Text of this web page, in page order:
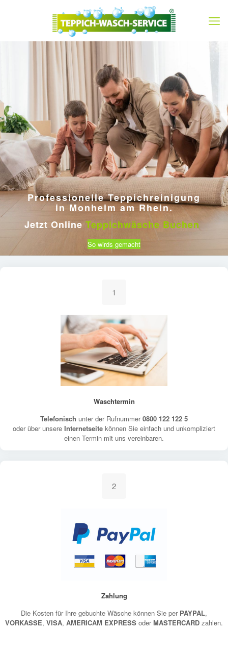
Jetzt Online Teppichwäsche Buchen
Professionelle Teppichreinigung
in Monheim am Rhein.
So wirds gemacht
1
Waschtermin
Telefonisch unter der Rufnummer0800 122 122 5
oder über unsere Internetseite können Sie einfach und unkompliziert
einen Termin mit uns vereinbaren.
2
Zahlung
Die Kosten für Ihre gebuchte Wäsche können Sie per PAYPAL,
VORKASSE, VISA, AMERICAM EXPRESS oderMASTERCARD zahlen.